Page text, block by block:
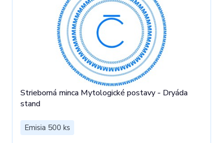
Strieborná minca Mytologické postavy - Dryáda
stand
Emisia 500 ks